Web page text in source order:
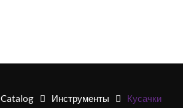
Catalog Инструменты
Кусачки